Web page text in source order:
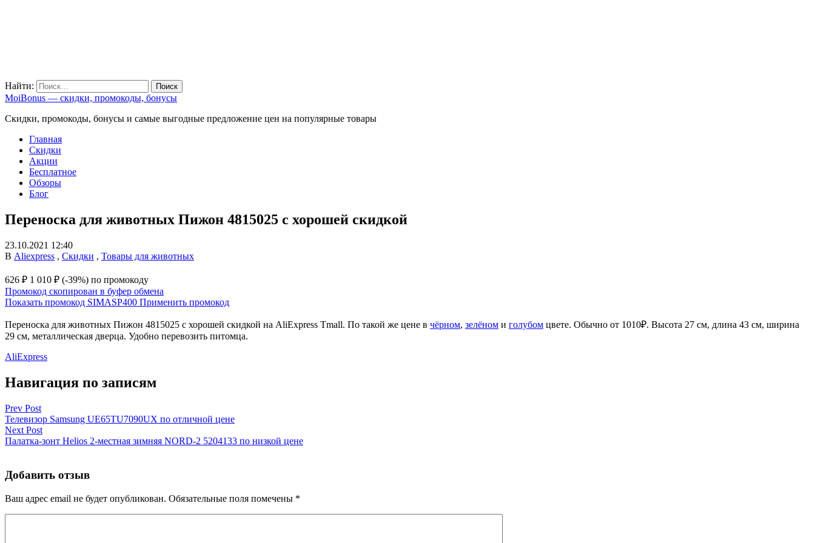
Найти:
MoiBonus — скидки, промокоды, бонусы
Скидки, промокоды, бонусы и самые выгодные предложение цен на популярные товары
Главная
Скидки
Акции
Бесплатное
Обзоры
Блог
Переноска для животных Пижон 4815025 с хорошей скидкой
23.10.2021 12:40
В Aliexpress , Скидки , Товары для животных
626 ₽ 1 010 ₽ (-39%) по промокоду
Промокод скопирован в буфер обмена
Показать промокод SIMASP400 Применить промокод
Переноска для животных Пижон 4815025 с хорошей скидкой на AliExpress Tmall. По такой же цене в чёрном, зелёном и голубом цвете. Обычно от 1010₽. Высота 27 см, длина 43 см, ширина
29 см, металлическая дверца. Удобно перевозить питомца.
AliExpress
Навигация по записям
Prev Post
Телевизор Samsung UE65TU7090UX по отличной цене
Next Post
Палатка-зонт Helios 2-местная зимняя NORD-2 5204133 по низкой цене
Добавить отзыв
Ваш адрес email не будет опубликован. Обязательные поля помечены *